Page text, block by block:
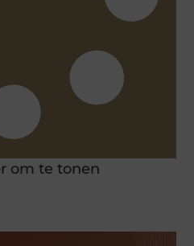
om te tonen